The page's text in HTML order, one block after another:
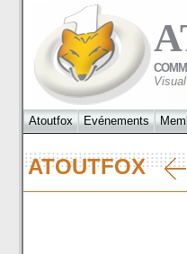
Atoutfox Evénements
ATOUTFOX